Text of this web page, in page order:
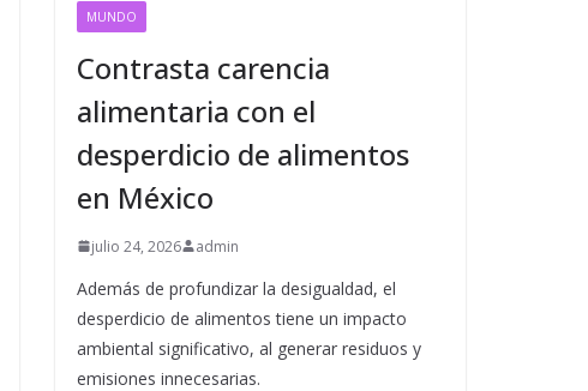
MUNDO
Contrasta carencia
alimentaria con el
desperdicio de alimentos
en México
julio 24, 2026 admin
Además de profundizar la desigualdad, el
desperdicio de alimentos tiene un impacto
ambiental significativo, al generar residuos y
emisiones innecesarias.